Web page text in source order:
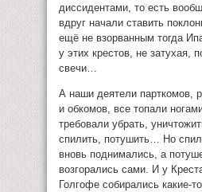
диссидентами, то есть
вдруг начали ставить
ещё не взорванным тогда
у этих крестов, не затухая,
свечи…
А наши деятели парткомов,
и обкомов, все топали
требовали убрать,
спилить, потушить… Но
вновь поднимались, а
возгорались сами. И у
Голгофе собирались какие-